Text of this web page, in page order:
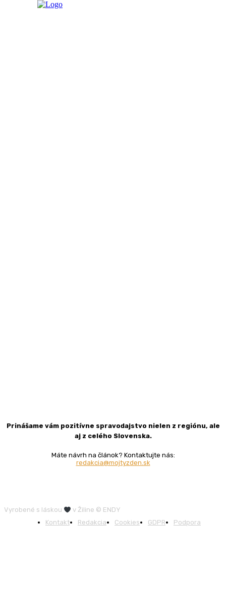
Prinášame vám pozitívne spravodajstvo nielen z regiónu, ale
aj z celého Slovenska.
Máte návrh na článok? Kontaktujte nás:
redakcia@mojtyzden.sk
Vyrobené s láskou
v Žiline © ENDY
Kontakt
Redakcia Cookies GDPR Podpora